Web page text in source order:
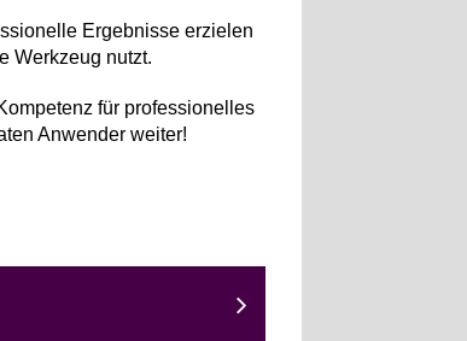
Ergebnisse erzielen
Werkzeug nutzt.
für professionelles
Anwender weiter!